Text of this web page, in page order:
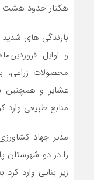
هکتار حدود هشت هزار و ۷۴۵ میلیون
بارندگی های
و اوایل
محصولات زراعی،
عشایر و همچنین
منابع طبیعی وارد
مدیر جهاد
را در دو شهرستان